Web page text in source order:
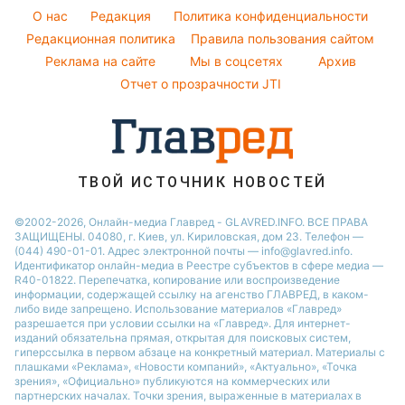
София Ротару
Новости Черкассы
Новости Тернополя
Новости Ровно
Новости Запорожья
Новости Одессы
Пылевая буря
Оптические иллюзии
Народные приметы
Все о шоу-бизнесе
O нас Редакция
Политика конфиденциальности
Редакционная политика
Правила пользования сайтом
Реклама на сайте
Мы в соцсетях
Архив
Отчет о прозрачности JTI
ТВОЙ ИСТОЧНИК НОВОСТЕЙ
©2002-2026, Онлайн-медиа Главред - GLAVRED.INFO. ВСЕ ПРАВА
ЗАЩИЩЕНЫ. 04080, г. Киев, ул. Кириловская, дом 23. Телефон —
(044) 490-01-01. Адрес электронной почты — info@glavred.info.
Идентификатор онлайн-медиа в Реестре cубъектов в сфере медиа —
R40-01822. Перепечатка, копирование или воспроизведение
информации, содержащей ссылку на агенство ГЛАВРЕД, в каком-
либо виде запрещено. Использование материалов «Главред»
разрешается при условии ссылки на «Главред». Для интернет-
изданий обязательна прямая, открытая для поисковых систем,
гиперссылка в первом абзаце на конкретный материал. Материалы с
плашками «Реклама», «Новости компаний», «Актуально», «Точка
зрения», «Официально» публикуются на коммерческих или
партнерских началах. Точки зрения, выраженные в материалах в